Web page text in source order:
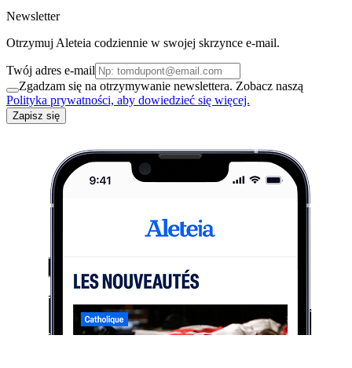
Newsletter
Otrzymuj Aleteia codziennie w swojej skrzynce e-mail.
Twój adres e-mail
Zgadzam się na otrzymywanie newslettera. Zobacz naszą
Polityka prywatności, aby dowiedzieć się więcej.
Zapisz się